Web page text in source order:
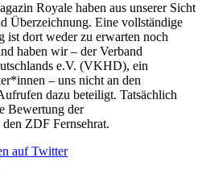
Royale haben aus unserer Sicht
Überzeichnung. Eine vollständige
ist dort weder zu erwarten noch
haben wir – der Verband
e.V. (VKHD), ein
– uns nicht an den
dazu beteiligt. Tatsächlich
Bewertung der
ZDF Fernsehrat.